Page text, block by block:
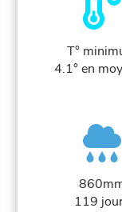
T°
4.1° en
119